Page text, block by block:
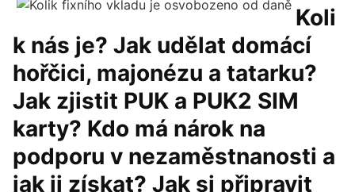
Koli
k nás je? Jak udělat domácí
hořčici, majonézu a tatarku?
Jak zjistit PUK a PUK2 SIM
karty? Kdo má nárok na
podporu v nezaměstnanosti a
jak ji získat? Jak si připravit